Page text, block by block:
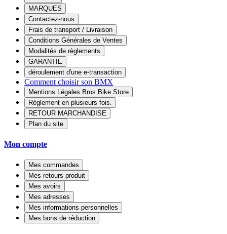
MARQUES
Contactez-nous
Frais de transport / Livraison
Conditions Générales de Ventes
Modalités de règlements
GARANTIE
déroulement d'une e-transaction
Comment choisir son BMX
Mentions Légales Bros Bike Store
Règlement en plusieurs fois.
RETOUR MARCHANDISE
Plan du site
Mon compte
Mes commandes
Mes retours produit
Mes avoirs
Mes adresses
Mes informations personnelles
Mes bons de réduction